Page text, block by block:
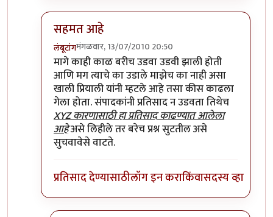
सहमत आहे
लंबूटांगमंगळवार, 13/07/2010 20:50
In reply toअसं बघा...byबिपिन कार्यकर्ते
मागे काही काळ बरीच उडवा उडवी झाली होती
आणि मग त्याचे का उडाले माझेच का नाही असा
खाली प्रियाली यांनी म्हटले आहे तसा कीस काढला
गेला होता. संपादकांनी प्रतिसाद न उडवता तिथेच
XYZ कारणासाठी हा प्रतिसाद काढण्यात आलेला
आहेअसे लिहीले तर बरेच प्रश्न सुटतील असे
सुचवावेसे वाटते.
प्रतिसाद देण्यासाठीलॉग इन कराकिंवासदस्य व्हा